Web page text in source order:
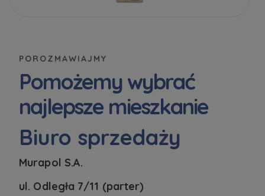
POROZMAWIAJMY
Pomożemy wybrać
najlepsze mieszkanie
Biuro sprzedaży
Murapol S.A.
ul. Odległa 7/11 (parter)